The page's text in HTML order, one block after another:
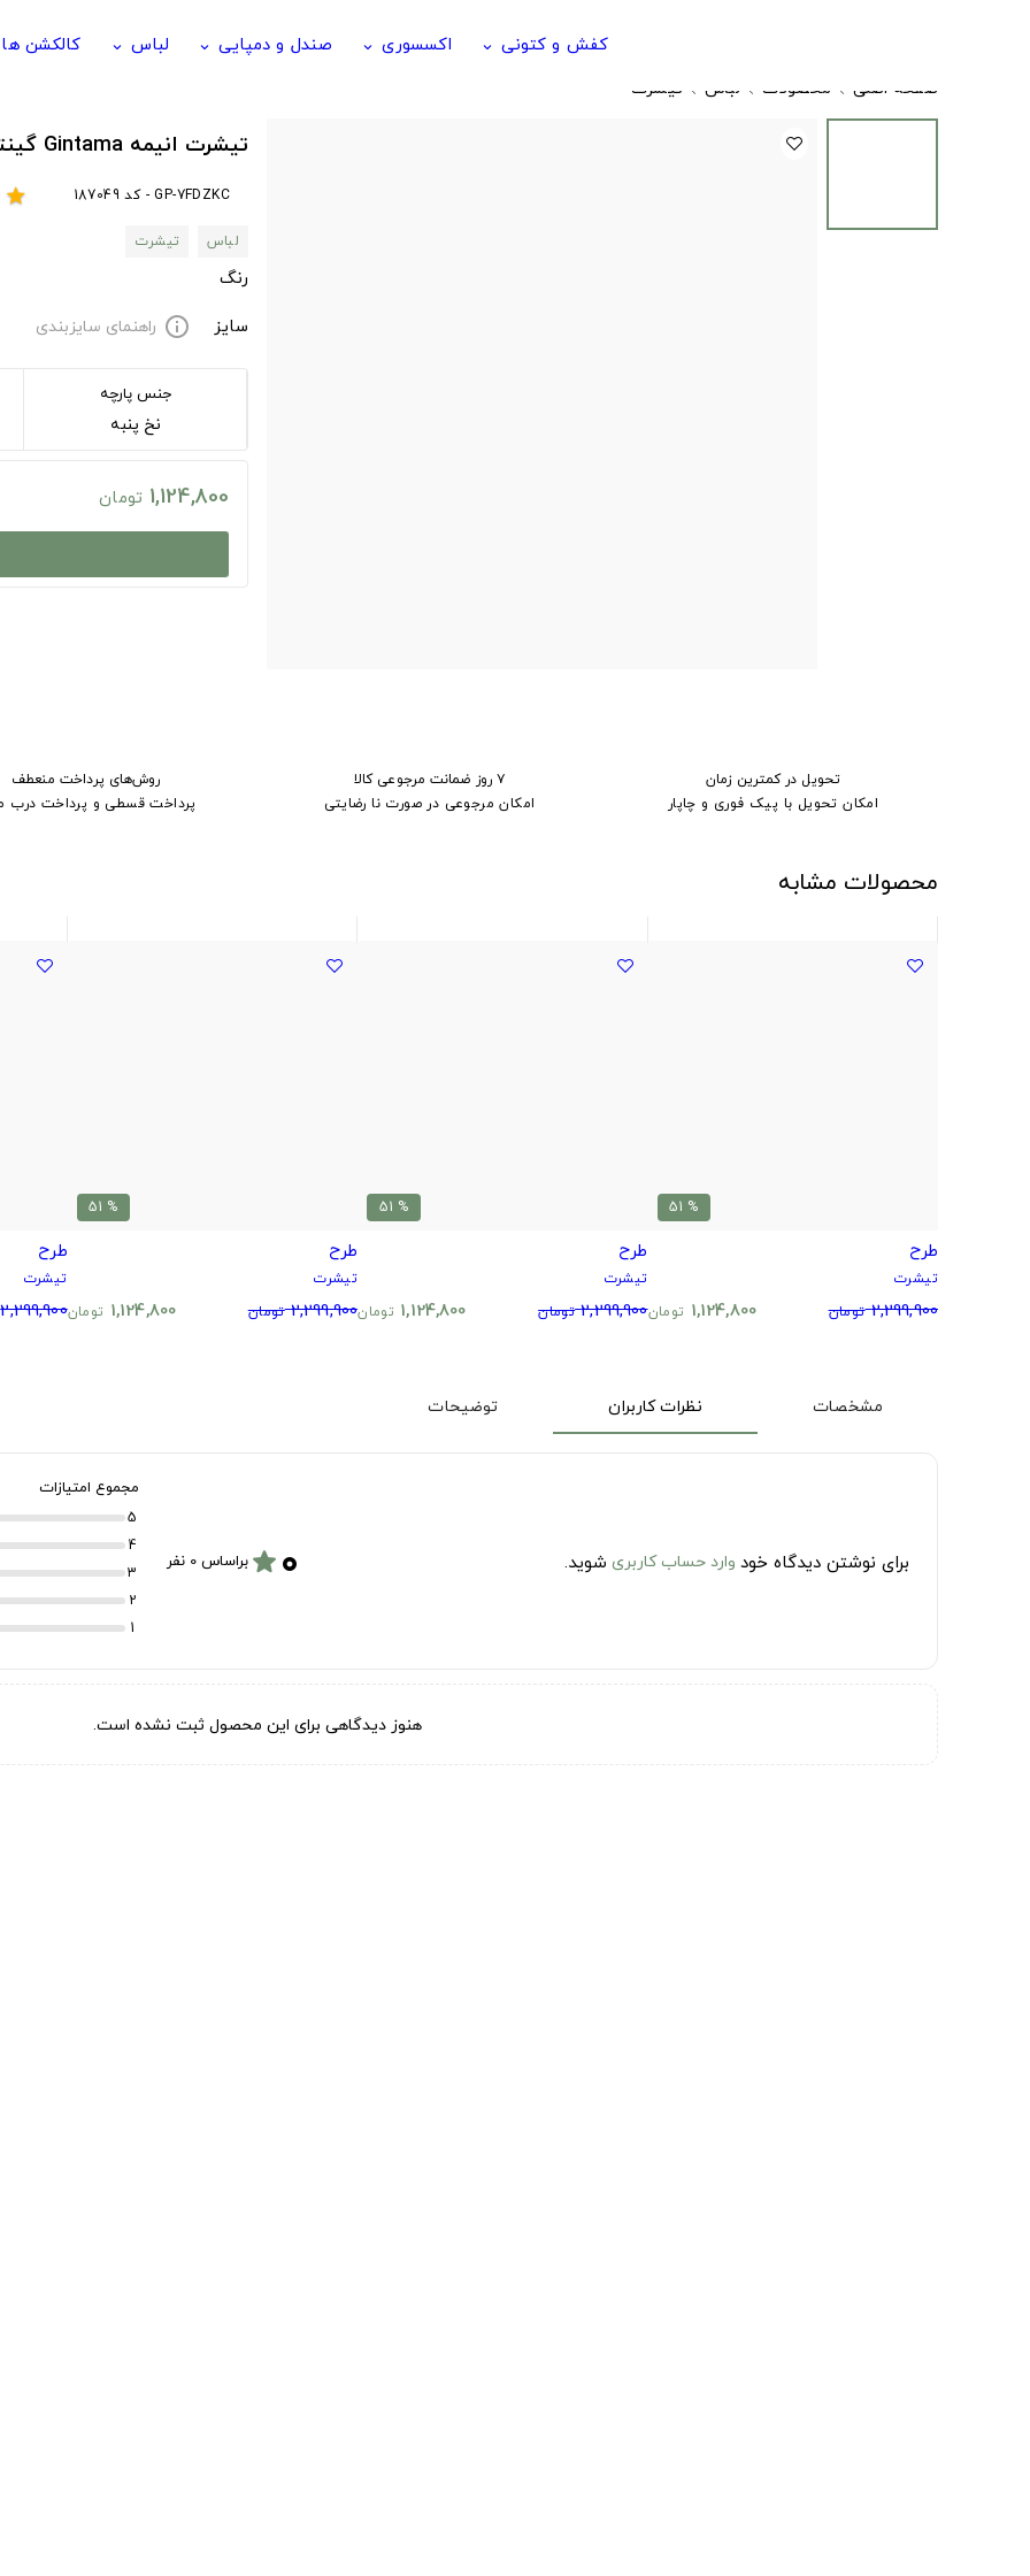
کفش و کتونی keyboard_arrow_down اکسسوری keyboard_arrow_down صندل و دمپایی keyboard_arrow_down لباس keyboard_arrow_down کالکشن ها
صفحه اصلی محصولات لباس تیشرت
تیشرت انیمه Gintama گینتاما Dog God
GP-7FDZKC - کد 187049 star
لباس
تیشرت
رنگ
سایز
info راهنمای سایزبندی
جنس پارچه
نخ پنبه
1,124,800 تومان
تحویل در کمترین زمان
امکان تحویل با پیک فوری و چاپار
۷ روز ضمانت مرجوعی کالا
امکان مرجوعی در صورت نا رضایتی
روش‌های پرداخت منعطف
پرداخت قسطی و پرداخت درب
محصولات مشابه
% 51
طرح
تیشرت
2,299,900 تومان 1,124,800 تومان
% 51
طرح
تیشرت
2,299,900 تومان 1,124,800 تومان
% 51
طرح
تیشرت
2,299,900 تومان 1,124,800 تومان
طرح
تیشرت
2,299,900
مشخصات نظرات کاربران توضیحات
برای نوشتن دیدگاه خود وارد حساب کاربری شوید. ۰ starبراساس 0 نفر
مجموع امتیازات
5
4
3
2
1
هنوز دیدگاهی برای این محصول ثبت نشده است.